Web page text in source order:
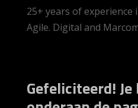
25+ years of experience
Agile. Digital and
Gefeliciteerd!